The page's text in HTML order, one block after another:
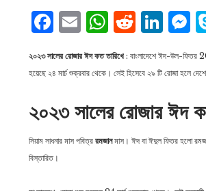
Facebook
Email
২০২৩ সালের রোজার ঈদ কত তারিখে : বাংলাদেশে ঈদ-উল-ফিতর
হয়েছে ২৪ মার্চ শুক্রবার থেকে। সেই হিসেবে ২৯ টি রোজা হলে
২০২৩ সালের রোজার ঈদ
সিয়াম সাধনার মাস পবিত্র রমজানমাস। ঈদ বা ঈদুল ফিতর হলো
বিস্তারিত।